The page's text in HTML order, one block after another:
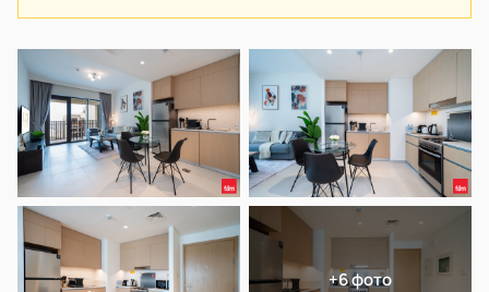
В АРЕНДУ Готов к заселению
+6 фото